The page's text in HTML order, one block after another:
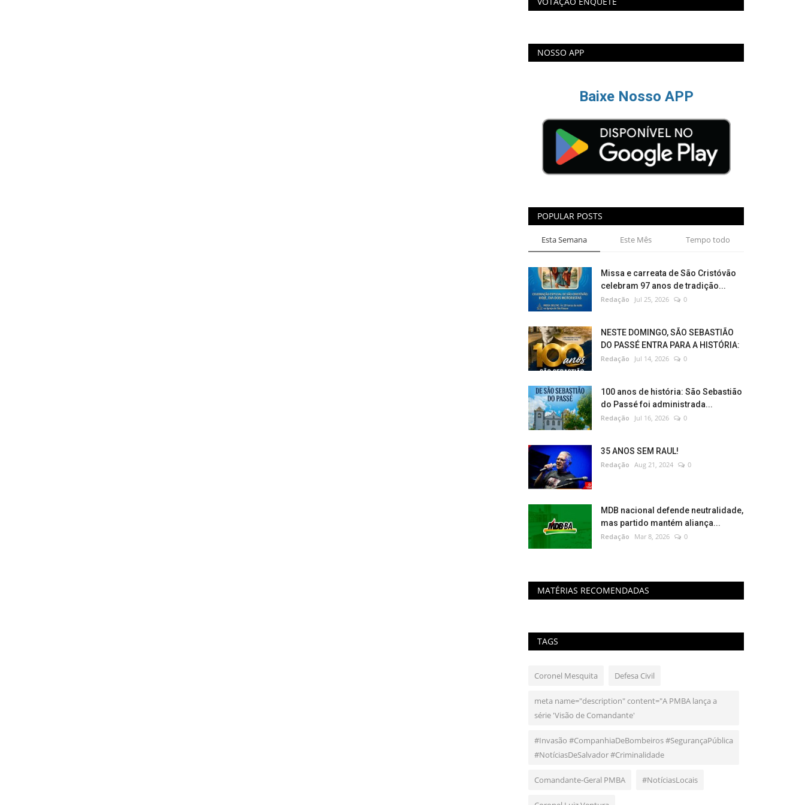
NOSSO APP
Baixe Nosso APP
POPULAR POSTS
Esta Semana Este Mês Tempo todo
Missa e carreata de São Cristóvão
celebram 97 anos de tradição...
Redação Jul 25, 2026 0
NESTE DOMINGO, SÃO SEBASTIÃO
DO PASSÉ ENTRA PARA A HISTÓRIA:
Redação Jul 14, 2026 0
100 anos de história: São Sebastião
do Passé foi administrada...
Redação Jul 16, 2026 0
35 ANOS SEM RAUL!
Redação Aug 21, 2024 0
MDB nacional defende neutralidade,
mas partido mantém aliança...
Redação Mar 8, 2026 0
MATÉRIAS RECOMENDADAS
TAGS
Coronel Mesquita Defesa Civil
meta name="description" content="A PMBA lança a
série 'Visão de Comandante'
#Invasão #CompanhiaDeBombeiros #SegurançaPública
#NotíciasDeSalvador #Criminalidade
Comandante-Geral PMBA #NotíciasLocais